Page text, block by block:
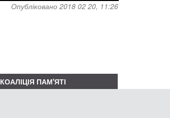
Опубліковано 2018 02 20, 11:26
КОАЛІЦІЯ ПАМ'ЯТІ